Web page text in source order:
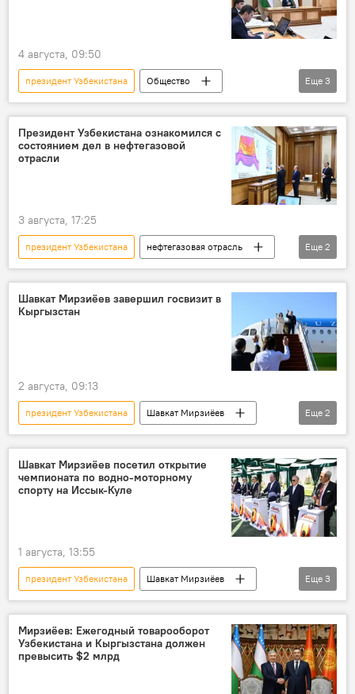
4 августа, 09:50
президент Узбекистана
Общество
социальная поддержка
Презентация
Шавкат Мирзиёев
Еще 3
Президент Узбекистана ознакомился с
состоянием дел в нефтегазовой
отрасли
3 августа, 17:25
президент Узбекистана
нефтегазовая отрасль
Шавкат Мирзиёев
Узбекнефтегаз
Еще 2
Шавкат Мирзиёев завершил госвизит в
Кыргызстан
2 августа, 09:13
президент Узбекистана
Шавкат Мирзиёев
государственный визит
Кыргызстан
Еще 2
Шавкат Мирзиёев посетил открытие
чемпионата по водно-моторному
спорту на Иссык-Куле
1 августа, 13:55
президент Узбекистана
Шавкат Мирзиёев
Кыргызстан
водный спорт
Иссык-Куль
Еще 3
Мирзиёев: Ежегодный товарооборот
Узбекистана и Кыргызстана должен
превысить $2 млрд